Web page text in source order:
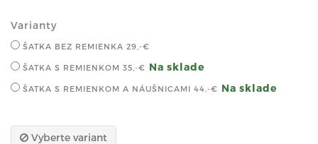
Varianty
ŠATKA BEZ REMIENKA 29,-€
ŠATKA S REMIENKOM 35,-€ Na sklade
ŠATKA S REMIENKOM A NÁUŠNICAMI 44,-€ Na sklade
Vyberte variant